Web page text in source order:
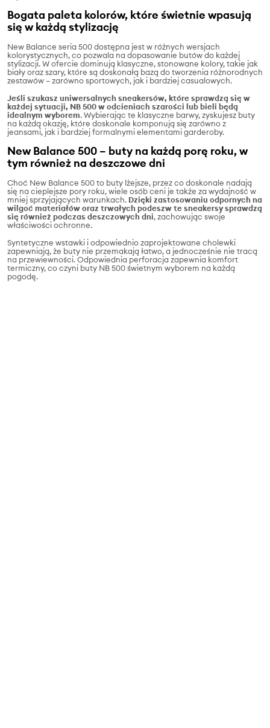
Bogata paleta kolorów, które świetnie wpasują
się w każdą stylizację
New Balance seria 500 dostępna jest w różnych wersjach
kolorystycznych, co pozwala na dopasowanie butów do każdej
stylizacji. W ofercie dominują klasyczne, stonowane kolory, takie jak
biały oraz szary, które są doskonałą bazą do tworzenia różnorodnych
zestawów – zarówno sportowych, jak i bardziej casualowych.
Jeśli szukasz uniwersalnych sneakersów, które sprawdzą się w
każdej sytuacji, NB 500 w odcieniach szarości lub bieli będą
idealnym wyborem. Wybierając te klasyczne barwy, zyskujesz buty
na każdą okazję, które doskonale komponują się zarówno z
jeansami, jak i bardziej formalnymi elementami garderoby.
New Balance 500 – buty na każdą porę roku, w
tym również na deszczowe dni
Choć New Balance 500 to buty lżejsze, przez co doskonale nadają
się na cieplejsze pory roku, wiele osób ceni je także za wydajność w
mniej sprzyjających warunkach. Dzięki zastosowaniu odpornych na
wilgoć materiałów oraz trwałych podeszw te sneakersy sprawdzą
się również podczas deszczowych dni, zachowując swoje
właściwości ochronne.
Syntetyczne wstawki i odpowiednio zaprojektowane cholewki
zapewniają, że buty nie przemakają łatwo, a jednocześnie nie tracą
na przewiewności. Odpowiednia perforacja zapewnia komfort
termiczny, co czyni buty NB 500 świetnym wyborem na każdą
pogodę.